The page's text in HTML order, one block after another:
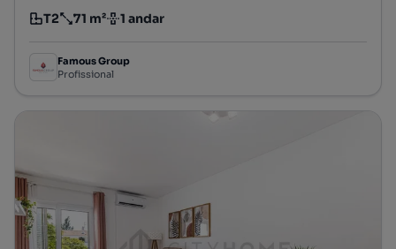
Tipologia
T2
Preço por metro quadrado
71 m²
Andar 1 andar
Famous Group
Profissional